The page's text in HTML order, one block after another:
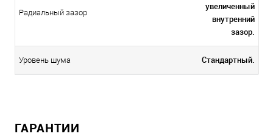
Радиальный зазор
увеличенный
внутренний
зазор.
Уровень шума Стандартный.
ГАРАНТИИ